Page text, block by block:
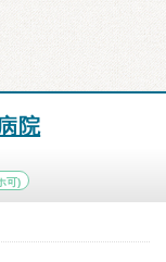
院
可)